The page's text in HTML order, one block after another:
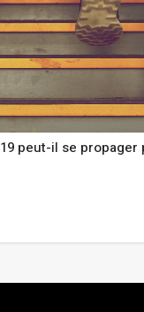
peut-il se propager